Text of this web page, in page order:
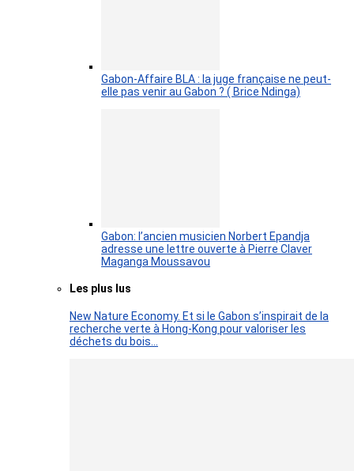
Gabon-Affaire BLA : la juge française ne peut-
elle pas venir au Gabon ? ( Brice Ndinga)
Gabon: l’ancien musicien Norbert Epandja
adresse une lettre ouverte à Pierre Claver
Maganga Moussavou
Les plus lus
New Nature Economy. Et si le Gabon s’inspirait de la
recherche verte à Hong-Kong pour valoriser les
déchets du bois…